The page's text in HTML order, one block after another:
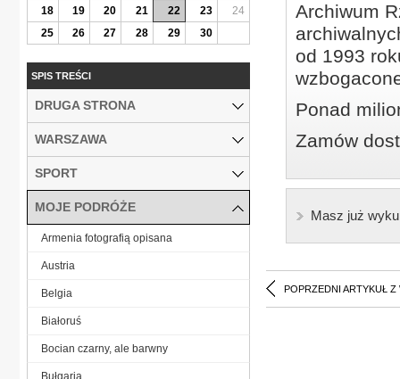
Archiwum
od 1993
Ponad
Zamów
Masz już
POPRZEDNI ARTYKUŁ Z
18
19 20 21 22 23
24
25
26 27 28 29 30
SPIS TREŚCI
DRUGA STRONA
WARSZAWA
SPORT
MOJE PODRÓŻE
Armenia fotografią opisana
Austria
Belgia
Białoruś
Bocian czarny, ale barwny
Bułgaria